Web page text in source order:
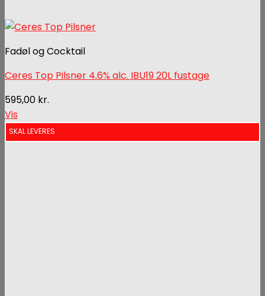
Fadøl og Cocktail
Ceres Top Pilsner 4.6% alc. IBU19 20L fustage
595,00 kr.
Vis
SKAL LEVERES